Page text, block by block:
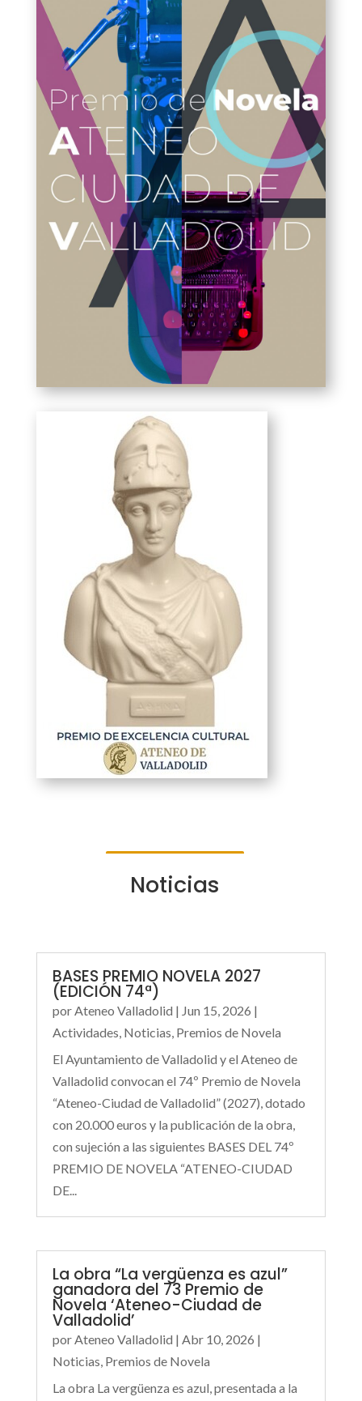
Noticias
BASES PREMIO NOVELA 2027
(EDICIÓN 74ª)
porAteneo Valladolid | Jun 15, 2026 |
Actividades, Noticias, Premios de Novela
El Ayuntamiento de Valladolid y el Ateneo de
Valladolid convocan el 74º Premio de Novela
“Ateneo-Ciudad de Valladolid” (2027), dotado
con 20.000 euros y la publicación de la obra,
con sujeción a las siguientes BASES DEL 74º
PREMIO DE NOVELA “ATENEO-CIUDAD
DE...
La obra “La vergüenza es azul”
ganadora del 73 Premio de
Novela ‘Ateneo-Ciudad de
Valladolid’
porAteneo Valladolid | Abr 10, 2026 |
Noticias, Premios de Novela
La obra La vergüenza es azul, presentada a la